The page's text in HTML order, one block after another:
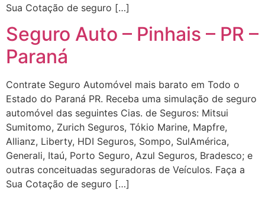
Sua Cotação de seguro […]
Seguro Auto – Pinhais – PR –
Paraná
Contrate Seguro Automóvel mais barato em Todo o
Estado do Paraná PR. Receba uma simulação de seguro
automóvel das seguintes Cias. de Seguros: Mitsui
Sumitomo, Zurich Seguros, Tókio Marine, Mapfre,
Allianz, Liberty, HDI Seguros, Sompo, SulAmérica,
Generali, Itaú, Porto Seguro, Azul Seguros, Bradesco; e
outras conceituadas seguradoras de Veículos. Faça a
Sua Cotação de seguro […]